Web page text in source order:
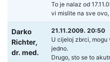
To je nalaz od
vi mislite na sve
Darko
Richter,
dr. med.
21.11.2009. 20:50
U cijeloj zbrci, mogu
jedno.
Drugo, sto se to